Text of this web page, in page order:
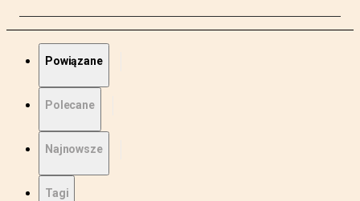
Powiązane
Polecane
Najnowsze
Tagi